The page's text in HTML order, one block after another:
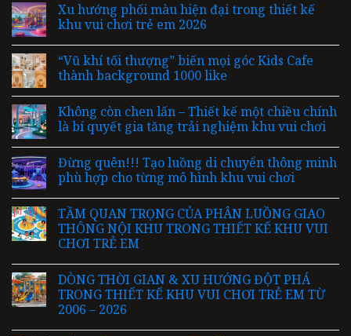
Xu hướng phối màu hiện đại trong thiết kế
khu vui chơi trẻ em 2026
“Vũ khí tối thượng” biến mọi góc Kids Cafe
thành background 1000 like
Không còn chen lấn – Thiết kế một chiều chính
là bí quyết gia tăng trải nghiệm khu vui chơi
Đừng quên!!! Tạo luồng di chuyển thông minh
phù hợp cho từng mô hình khu vui chơi
TẦM QUAN TRỌNG CỦA PHÂN LUỒNG GIAO
THÔNG NỘI KHU TRONG THIẾT KẾ KHU VUI
CHƠI TRẺ EM
DÒNG THỜI GIAN & XU HƯỚNG ĐỘT PHÁ
TRONG THIẾT KẾ KHU VUI CHƠI TRẺ EM TỪ
2006 – 2026